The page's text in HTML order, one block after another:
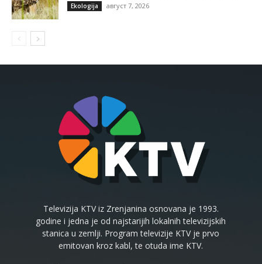
Ekologija август 7, 2026
Televizija KTV iz Zrenjanina osnovana je 1993.
godine i jedna je od najstarijih lokalnih televizijskih
stanica u zemlji. Program televizije KTV je prvo
emitovan kroz kabl, te otuda ime KTV.